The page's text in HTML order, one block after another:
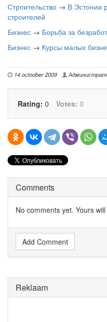
Строительство → В Эстонии
строителей
Бизнес → Борьба за
Бизнес → Курсы малых
14 octoober 2009
Rating: 0 Votes: 0
Comments
No comments yet. Yours
Add Comment
Reklaam